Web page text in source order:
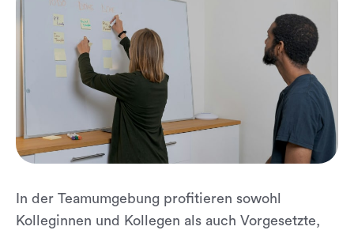
In der Teamumgebung profitieren sowohl
Kolleginnen und Kollegen als auch Vorgesetzte,